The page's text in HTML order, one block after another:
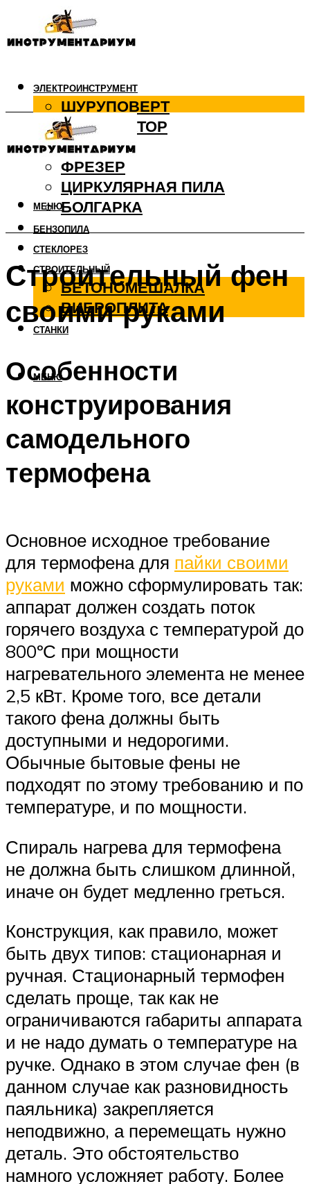
ЭЛЕКТРОИНСТРУМЕНТ
ШУРУПОВЕРТ
ПЕРФОРАТОР
ДРЕЛЬ
ФРЕЗЕР
ЦИРКУЛЯРНАЯ ПИЛА
БОЛГАРКА
БЕНЗОПИЛА
СТЕКЛОРЕЗ
СТРОИТЕЛЬНЫЙ
БЕТОНОМЕШАЛКА
ВИБРОПЛИТА
СТАНКИ
МЕНЮ
МЕНЮ
Строительный фен
своими руками
Особенности
конструирования
самодельного
термофена
Основное исходное требование
для термофена для пайки своими
руками можно сформулировать так:
аппарат должен создать поток
горячего воздуха с температурой до
800ºС при мощности
нагревательного элемента не менее
2,5 кВт. Кроме того, все детали
такого фена должны быть
доступными и недорогими.
Обычные бытовые фены не
подходят по этому требованию и по
температуре, и по мощности.
Спираль нагрева для термофена
не должна быть слишком длинной,
иначе он будет медленно греться.
Конструкция, как правило, может
быть двух типов: стационарная и
ручная. Стационарный термофен
сделать проще, так как не
ограничиваются габариты аппарата
и не надо думать о температуре на
ручке. Однако в этом случае фен (в
данном случае как разновидность
паяльника) закрепляется
неподвижно, а перемещать нужно
деталь. Это обстоятельство
намного усложняет работу. Более